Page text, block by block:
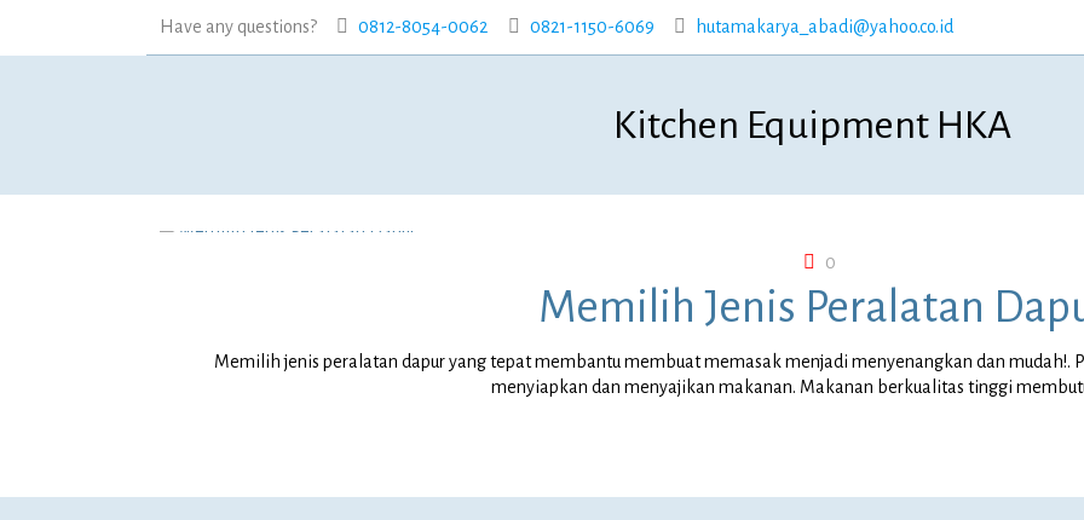
Have any questions? 0812-8054-0062 0821-1150-6069 hutamakarya_abadi@yahoo.co.id
Kitchen Equipment HKA
0
Memilih Jenis Peralatan
Memilih jenis peralatan dapur yang tepat membantu membuat memasak menjadi menyenangkan dan mudah!.
menyiapkan dan menyajikan makanan. Makanan berkualitas tinggi